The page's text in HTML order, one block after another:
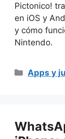
Pictonico!
en iOS y
y cómo
Nintendo.
Apps y